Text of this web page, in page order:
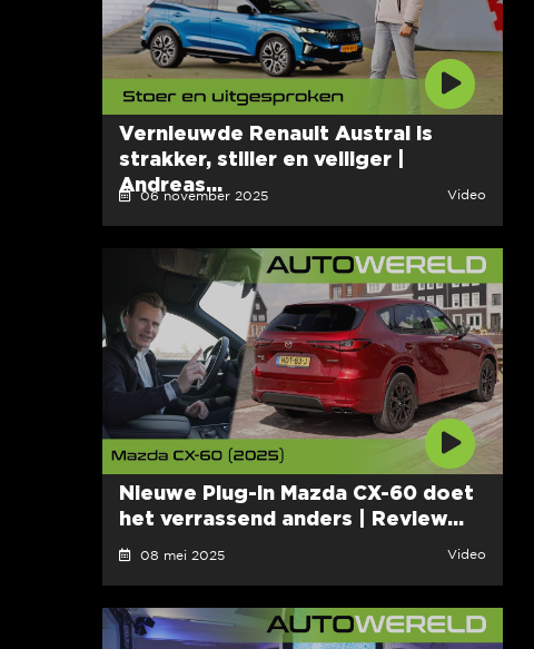
Vernieuwde Renault Austral is
strakker, stiller en veiliger |
Andreas...
06 november 2025 Video
Nieuwe Plug-in Mazda CX-60 doet
het verrassend anders | Review...
08 mei 2025 Video